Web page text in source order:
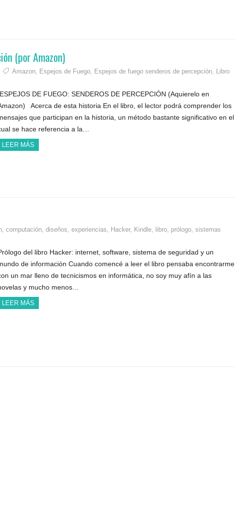
(por Amazon)
Amazon, Espejos de Fuego, Espejos de fuego senderos de percepción, Libro
ESPEJOS DE FUEGO: SENDEROS DE PERCEPCIÓN (Aquierelo en
Acerca de esta historia En el libro, el lector podrá comprender los
que participan en la historia, un método bastante significativo en el
se hace referencia a la…
LEER MÁS
, computación, diseños, experiencias, Hacker, Kindle, libro, prólogo, sistemas
del libro Hacker: internet, software, sistema de seguridad y un
de información Cuando comencé a leer el libro pensaba encontrarme
un mar lleno de tecnicismos en informática, no soy muy afín a las
y mucho menos…
LEER MÁS